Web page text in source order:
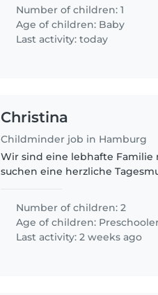
Number of children: 1
Age of children: Baby
Last activity: today
Christina
Childminder job in Hamburg
Wir sind eine lebhafte
suchen eine herzliche
Number of children: 2
Age of children:
Last activity: 2 weeks ago